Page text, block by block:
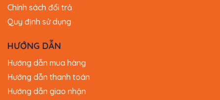
Chính sách đổi trả
Quy định sử dụng
HƯỚNG DẪN
Hướng dẫn mua hàng
Hướng dẫn thanh toán
Hướng dẫn giao nhận